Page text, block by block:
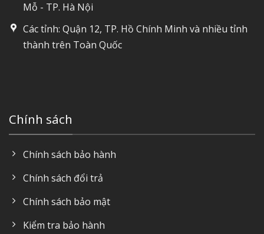
Mỗ - TP. Hà Nội
Các tỉnh: Quận 12, TP. Hồ Chính Minh và nhiều tỉnh
thành trên Toàn Quốc
Chính sách
Chính sách bảo hành
Chính sách đổi trả
Chính sách bảo mật
Kiểm tra bảo hành